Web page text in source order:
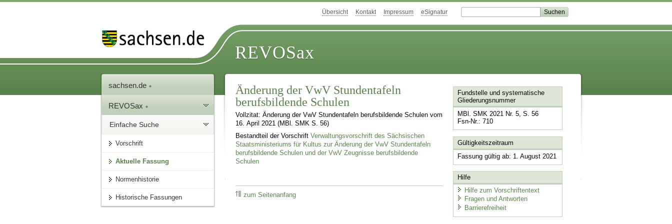
Übersicht Kontakt Impressum eSignatur
REVOSax
sachsen.de
REVOSax
Einfache Suche
Vorschrift
Aktuelle Fassung
Normenhistorie
Historische Fassungen
Änderung der VwV Stundentafeln
berufsbildende Schulen
Vollzitat: Änderung der VwV Stundentafeln berufsbildende Schulen vom
16. April 2021 (MBl. SMK S. 56)
Bestandteil der VorschriftVerwaltungsvorschrift des Sächsischen
Staatsministeriums für Kultus zur Änderung der VwV Stundentafeln
berufsbildende Schulen und der VwV Zeugnisse berufsbildende
Schulen
zum Seitenanfang
Fundstelle und systematische
Gliederungsnummer
MBl. SMK 2021 Nr. 5, S. 56
Fsn-Nr.: 710
Gültigkeitszeitraum
Fassung gültig ab: 1. August 2021
Hilfe
Hilfe zum Vorschriftentext
Fragen und Antworten
Barrierefreiheit